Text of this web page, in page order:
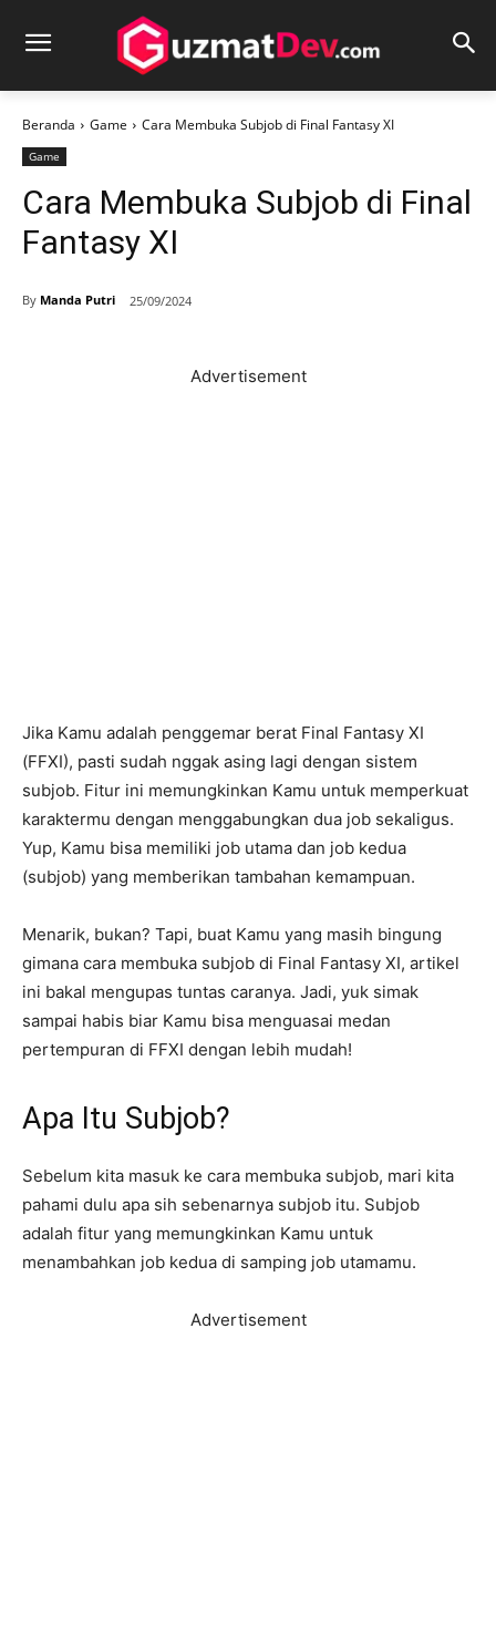
Beranda Game Cara Membuka Subjob di Final Fantasy XI
Game
Cara Membuka Subjob di Final
Fantasy XI
By Manda Putri 25/09/2024
Advertisement
Jika Kamu adalah penggemar berat Final Fantasy XI
(FFXI), pasti sudah nggak asing lagi dengan sistem
subjob. Fitur ini memungkinkan Kamu untuk memperkuat
karaktermu dengan menggabungkan dua job sekaligus.
Yup, Kamu bisa memiliki job utama dan job kedua
(subjob) yang memberikan tambahan kemampuan.
Menarik, bukan? Tapi, buat Kamu yang masih bingung
gimana cara membuka subjob di Final Fantasy XI, artikel
ini bakal mengupas tuntas caranya. Jadi, yuk simak
sampai habis biar Kamu bisa menguasai medan
pertempuran di FFXI dengan lebih mudah!
Apa Itu Subjob?
Sebelum kita masuk ke cara membuka subjob, mari kita
pahami dulu apa sih sebenarnya subjob itu. Subjob
adalah fitur yang memungkinkan Kamu untuk
menambahkan job kedua di samping job utamamu.
Advertisement